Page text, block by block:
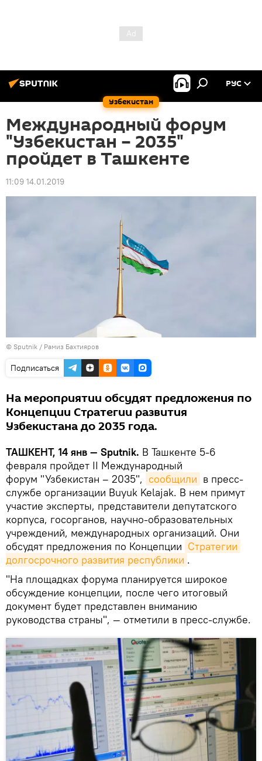
Узбекистан
РУС
Международный форум
"Узбекистан – 2035"
пройдет в Ташкенте
11:09 14.01.2019
© Sputnik / Рамиз Бахтияров
Подписаться
На мероприятии обсудят предложения по
Концепции Стратегии развития
Узбекистана до 2035 года.
ТАШКЕНТ, 14 янв — Sputnik. В Ташкенте 5-6
февраля пройдет II Международный
форум "Узбекистан – 2035", сообщили в пресс-
службе организации Buyuk Kelajak. В нем примут
участие эксперты, представители депутатского
корпуса, госорганов, научно-образовательных
учреждений, международных организаций. Они
обсудят предложения по Концепции Стратегии
долгосрочного развития республики .
"На площадках форума планируется широкое
обсуждение концепции, после чего итоговый
документ будет представлен вниманию
руководства страны", — отметили в пресс-службе.